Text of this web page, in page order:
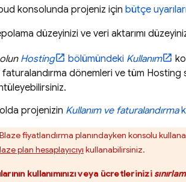
konsolunda projeniz için bütçe uyarıları
düzeyinizi ve veri aktarımı
Hosting bölümündeki Kullanım
faturalandırma dönemleri ve tüm Hosting
projenizin Kullanım ve faturalandırma
fiyatlandırma planındayken konsolu
plan hesaplayıcıyı kullanabilirsiniz.
kullanımınızı veya ücretlerinizi